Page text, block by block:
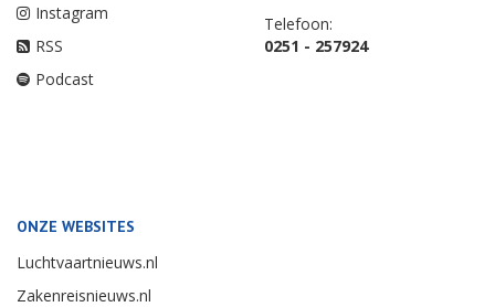
Instagram
RSS
Podcast
Telefoon:
0251 - 257924
ONZE WEBSITES
Luchtvaartnieuws.nl
Zakenreisnieuws.nl